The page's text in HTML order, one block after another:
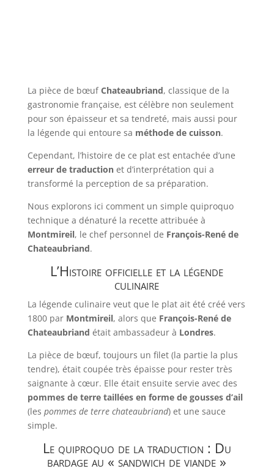
La pièce de bœufChateaubriand, classique de la
gastronomie française, est célèbre non seulement
pour son épaisseur et sa tendreté, mais aussi pour
la légende qui entoure sa méthode de cuisson.
Cependant, l’histoire de ce plat est entachée d’une
erreur de traductionet d’interprétation qui a
transformé la perception de sa préparation.
Nous explorons ici comment un simple quiproquo
technique a dénaturé la recette attribuée à
Montmireil, le chef personnel de François-René de
Chateaubriand.
L’Histoire officielle et la légende
culinaire
La légende culinaire veut que le plat ait été créé vers
1800 par Montmireil, alors que François-René de
Chateaubriand était ambassadeur à Londres.
La pièce de bœuf, toujours un filet (la partie la plus
tendre), était coupée très épaisse pour rester très
saignante à cœur. Elle était ensuite servie avec des
pommes de terre taillées en forme de gousses d’ail
(les pommes de terre chateaubriand) et une sauce
simple.
Le quiproquo de la traduction : Du
bardage au « sandwich de viande »